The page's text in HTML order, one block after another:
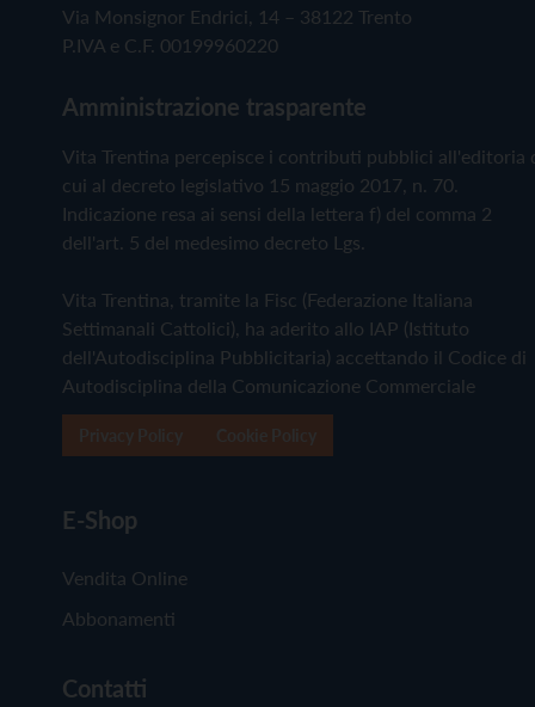
Via Monsignor Endrici, 14 – 38122 Trento
P.IVA e C.F. 00199960220
Amministrazione trasparente
Vita Trentina percepisce i contributi pubblici all'editoria
cui al decreto legislativo 15 maggio 2017, n. 70.
Indicazione resa ai sensi della lettera f) del comma 2
dell'art. 5 del medesimo decreto Lgs.
Vita Trentina, tramite la Fisc (Federazione Italiana
Settimanali Cattolici), ha aderito allo IAP (Istituto
dell'Autodisciplina Pubblicitaria) accettando il Codice di
Autodisciplina della Comunicazione Commerciale
E-Shop
Vendita Online
Abbonamenti
Contatti